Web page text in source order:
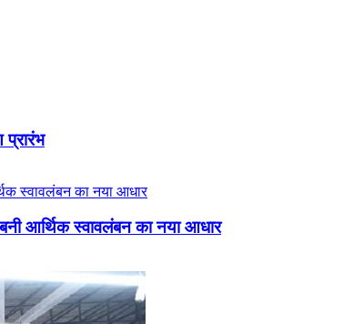
प्रारंभ
आर्थिक स्वावलंबन का नया आधार